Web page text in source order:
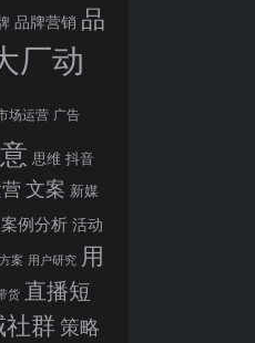
品牌营销 品
厂动
场运营 广告
思维 抖音
文案 新媒
案例分析 活动
案 用户研究 用
货 直播短
群 策略